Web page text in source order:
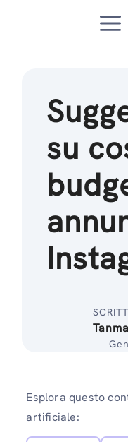
su
Esplora questo
artificiale: